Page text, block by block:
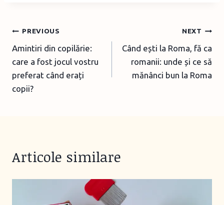
n
g
…
Post
navigation
PREVIOUS
Amintiri din copilărie:
care a fost jocul vostru
preferat când erați
copii?
NEXT
Când ești la Roma, fă ca
romanii: unde și ce să
mănânci bun la Roma
Articole similare